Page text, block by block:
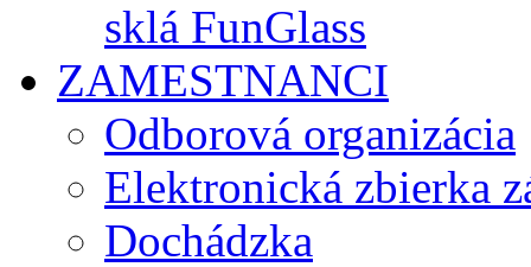
sklá FunGlass
ZAMESTNANCI
Odborová organizácia
Elektronická zbierka
Dochádzka